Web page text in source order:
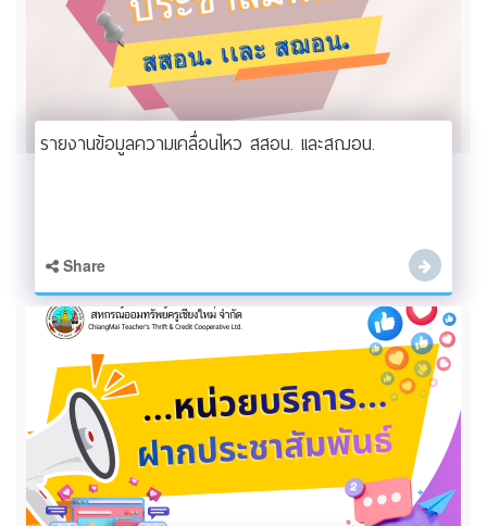
รายงานข้อมูลความเคลื่อนไหว สสอน. เเละสฌอน.
Share